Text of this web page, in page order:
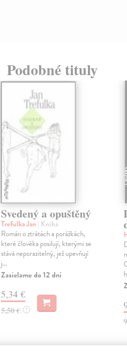
Podobné tituly
Svedený a opuštěný
Trefulka Jan | Kniha
Román o ztrátách a porážkách,
které člověka posilují, kterými se
stává neporazitelný, jež upevňují
j...
Zasielame do 12 dní
5,34 €
5,50 € ?